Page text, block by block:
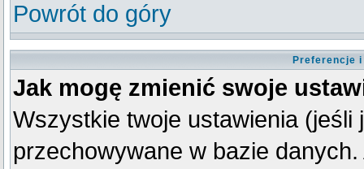
Powrót do góry
Preferencje
Jak mogę zmienić swoje
Wszystkie twoje ustawienia
przechowywane w bazie